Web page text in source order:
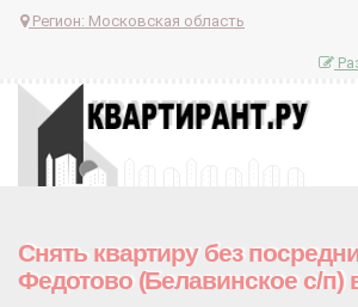
Регион: Московская область
Снять квартиру без
Федотово (Белавинское с/п)